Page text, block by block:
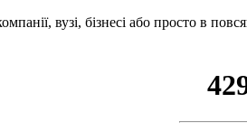
вузі, бізнесі або просто в